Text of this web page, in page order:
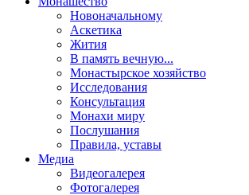
Новоначальному
Аскетика
Жития
В память вечную...
Монастырское хозяйство
Исследования
Консультация
Монахи миру
Послушания
Правила, уставы
Медиа
Видеогалерея
Фотогалерея